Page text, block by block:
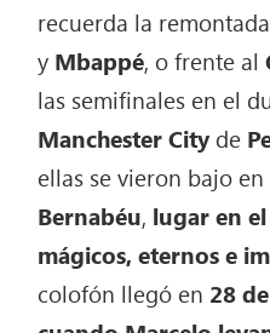
recuerda la
y Mbappé, o frente al
las semifinales en el
Manchester City de
ellas se vieron bajo
Bernabéu, lugar en
mágicos, eternos e
colofón llegó en 28